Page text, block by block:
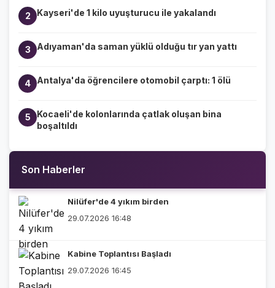
2 Kayseri'de 1 kilo uyuşturucu ile yakalandı
3 Adıyaman'da saman yüklü olduğu tır yan yattı
4 Antalya'da öğrencilere otomobil çarptı: 1 ölü
5
Kocaeli'de kolonlarında çatlak oluşan bina
boşaltıldı
Son Haberler
Nilüfer'de 4 yıkım birden
29.07.2026 16:48
Kabine Toplantısı Başladı
29.07.2026 16:45